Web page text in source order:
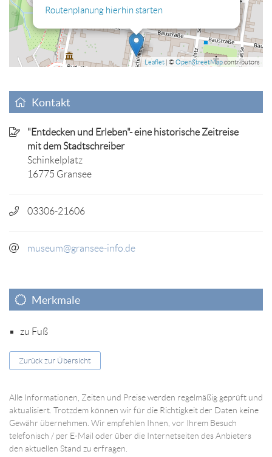
Routenplanung hierhin starten
Leaflet | ©OpenStreetMapcontributors
Kontakt
"Entdecken und Erleben"- eine historische Zeitreise
mit dem Stadtschreiber
Schinkelplatz
16775 Gransee
03306-21606
museum@gransee-info.de
Merkmale
zu Fuß
Zurück zur Übersicht
Alle Informationen, Zeiten und Preise werden regelmäßig geprüft und
aktualisiert. Trotzdem können wir für die Richtigkeit der Daten keine
Gewähr übernehmen. Wir empfehlen Ihnen, vor Ihrem Besuch
telefonisch / per E-Mail oder über die Internetseiten des Anbieters
den aktuellen Stand zu erfragen.